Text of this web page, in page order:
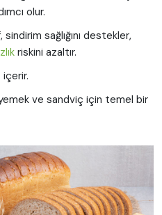
olur.
sağlığını destekler,
riskini azaltır.
ve sandviç için temel bir